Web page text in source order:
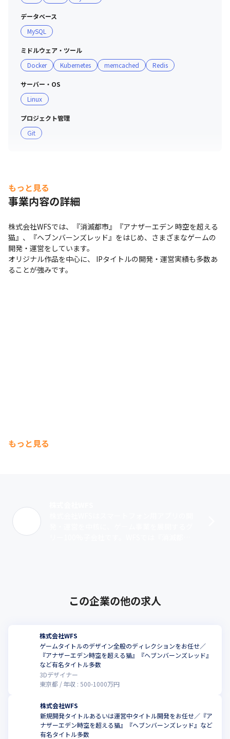
データベース
MySQL
ミドルウェア・ツール
Docker
Kubernetes memcached Redis
サーバー・OS
Linux
プロジェクト管理
Git
もっと見る
事業内容の詳細
株式会社WFSでは、『消滅都市』『アナザーエデン 時空を超える
猫』、『ヘブンバーンズレッド』をはじめ、さまざまなゲームの
開発・運営をしています。
オリジナル作品を中心に、 IPタイトルの開発・運営実績も多数あ
ることが強みです。
もっと見る
この企業の他の求人
株式会社WFS
ゲームタイトルのデザイン全般のディレクションをお任せ／
『アナザーエデン時空を超える猫』『ヘブンバーンズレッド』
など有名タイトル多数
3Dデザイナー
東京都
年収 : 500-1000万円
株式会社WFS
新規開発タイトルあるいは運営中タイトル開発をお任せ／『ア
ナザーエデン時空を超える猫』『ヘブンバーンズレッド』など
有名タイトル多数